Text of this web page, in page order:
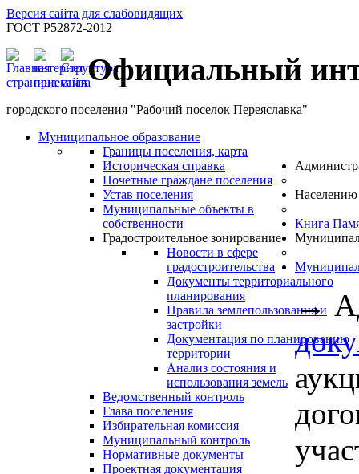
Версия сайта для слабовидящих
ГОСТ Р52872-2012
Официальный
городского поселения "Рабочий поселок Переяславка"
Муниципальное образование
Границы поселения, карта
Историческая справка
Почетные граждане поселения
Устав поселения
Муниципальные объекты в
собственности
Градостроительное зонирование
Новости в сфере
градостроительства
Документы территориального
планирования
Правила землепользования и
застройки
Документация по планированию
территории
Анализ состояния и
использования земель
Ведомственный контроль
Глава поселения
Избирательная комиссия
Муниципальный контроль
Нормативные документы
Проектная документация
Населению
Книга
→